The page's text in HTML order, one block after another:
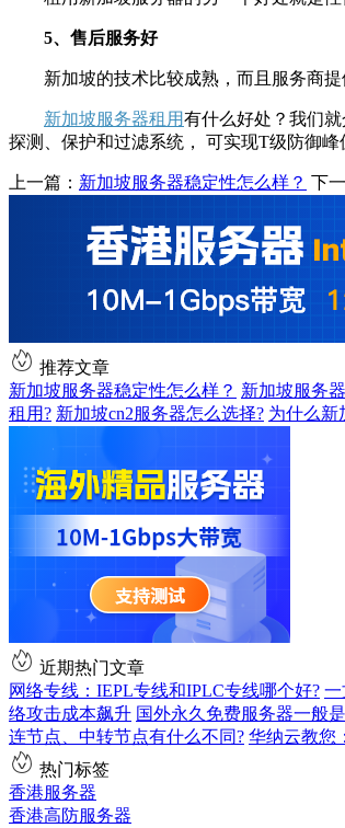
5、售后服务好
新加坡的技术比较成熟，而且服务商
新加坡服务器租用有什么好处？我们
探测、保护和过滤系统， 可实现T级防御
上一篇： 新加坡服务器稳定性怎么样？ 下
推荐文章
新加坡服务器稳定性怎么样？ 新加坡服务
租用? 新加坡cn2服务器怎么选择? 为什么新
近期热门文章
网络专线：IEPL专线和IPLC专线哪个好? 一
络攻击成本飙升 国外永久免费服务器一般
连节点、中转节点有什么不同? 华纳云教您
热门标签
香港服务器
香港高防服务器